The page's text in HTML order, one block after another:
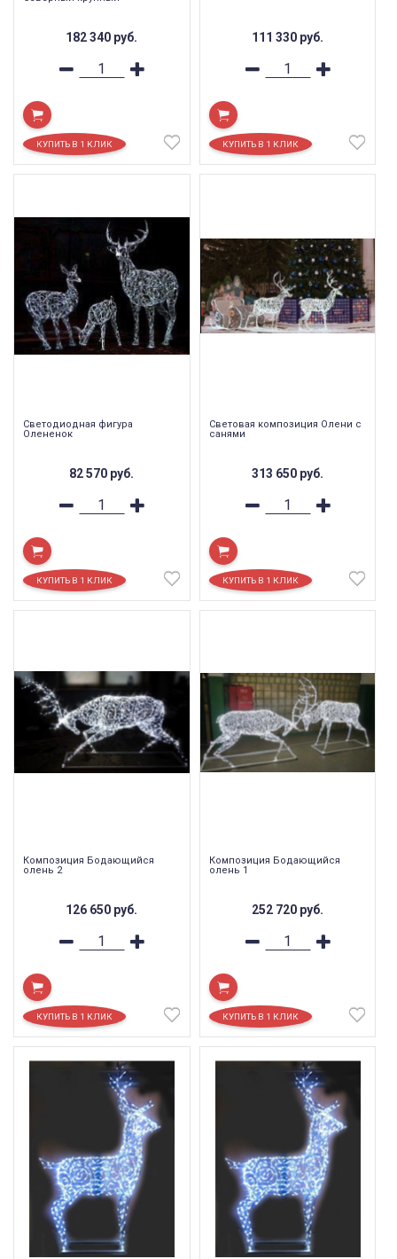
182 340 руб. 111 330 руб.
Светодиодная фигура
Олененок
82 570 руб.
Световая композиция Олени с
санями
313 650 руб.
Композиция Бодающийся
олень 2
126 650 руб.
Композиция Бодающийся
олень 1
252 720 руб.